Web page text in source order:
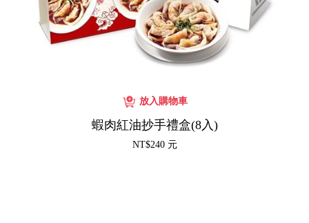
蝦肉紅油抄手禮盒(8入)
NT$240 元